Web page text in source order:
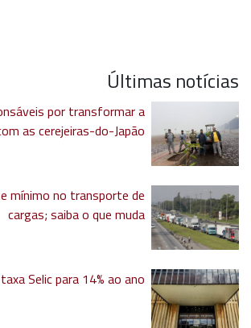
Últimas notícias
por transformar a
as cerejeiras-do-Japão
mínimo no transporte de
cargas; saiba o que muda
Selic para 14% ao ano